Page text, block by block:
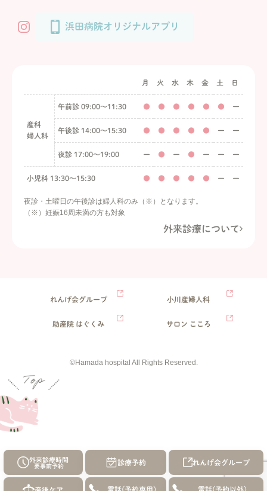
外来診療時間
要事前予約
診療予約 れんげ会グループ
産後ケア 電話(予約専用) 電話(予約以外)
浜田病院オリジナルアプリ
月 火 水 木 金 土 日
産科
婦人科
午前診 09:00〜11:30 ● ● ● ● ● ● ー
午後診 14:00〜15:30 ● ● ● ● ● ー ー
夜診 17:00〜19:00 ー ● ー ● ー ー ー
小児科 13:30〜15:30 ● ● ● ● ● ー ー
夜診・土曜日の午後診は婦人科のみ（※）となります。
（※）妊娠16周未満の方も対象
外来診療について
れんげ会グループ 小川産婦人科
助産院 はぐくみ サロン こころ
©Hamada hospital All Rights Reserved.